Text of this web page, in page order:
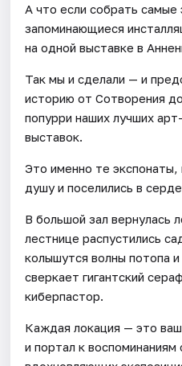
А что если собрать
запоминающиеся
на одной выставке в
Так мы и сделали — и
историю от Сотворения
попурри наших лучших
выставок.
Это именно те экспонаты,
душу и поселились в
В большой зал вернулась
лестнице распустились
колышутся волны потопа
сверкает гигантский
киберпастор.
Каждая локация — это
и портал к